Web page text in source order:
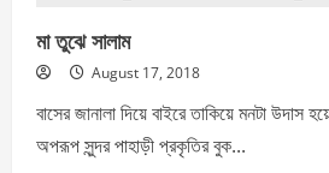
মা তুঝে সালাম
August 17, 2018
বাসের জানালা দিয়ে বাইরে তাকিয়ে মনটা উদাস
অপরূপ সুন্দর পাহাড়ী প্রকৃতির বুক...